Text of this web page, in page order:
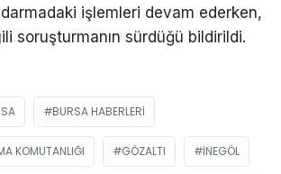
işlemleri devam ederken,
soruşturmanın sürdüğü bildirildi.
BURSA HABERLERI
KOMUTANLIĞI GÖZALTI İNEGÖL